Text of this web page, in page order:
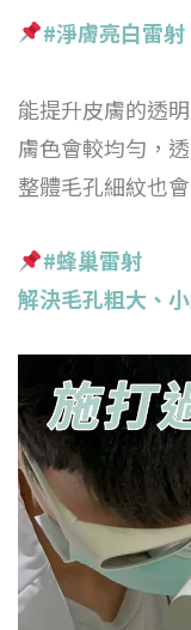
#淨膚亮白雷射
能提升皮膚的透
膚色會較均勻，
整體毛孔細紋也
#蜂巢雷射
解決毛孔粗大、